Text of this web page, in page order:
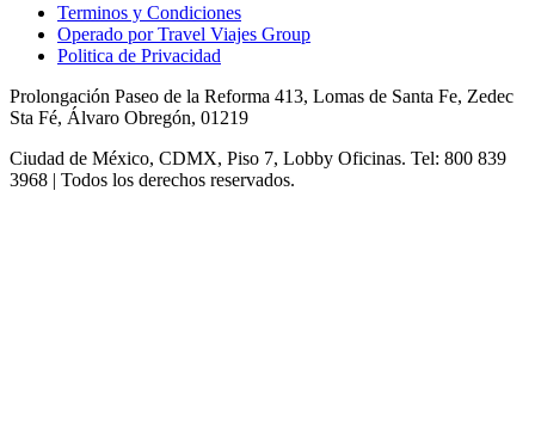
Terminos y Condiciones
Operado por Travel Viajes Group
Politica de Privacidad
Prolongación Paseo de la Reforma 413, Lomas de Santa Fe, Zedec
Sta Fé, Álvaro Obregón, 01219
Ciudad de México, CDMX, Piso 7, Lobby Oficinas. Tel: 800 839
3968 | Todos los derechos reservados.